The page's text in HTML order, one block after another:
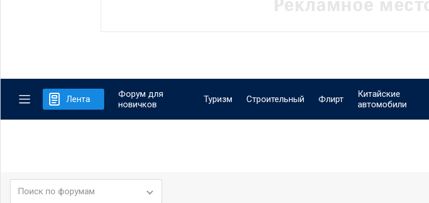
Лента
Форум для
новичков
Туризм Строительный Флирт
Китайские
автомобили